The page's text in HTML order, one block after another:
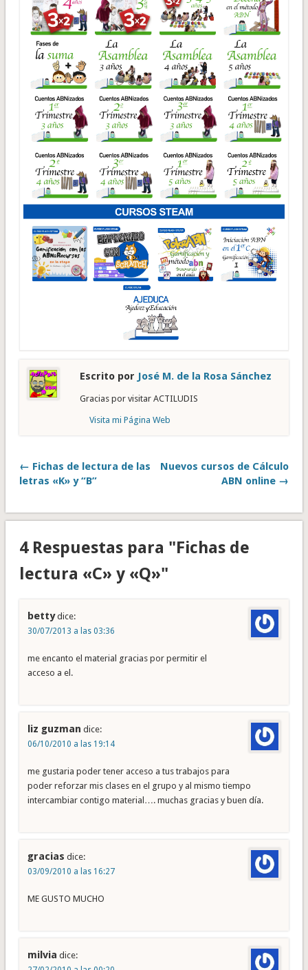
Escrito por José M. de la Rosa Sánchez
Gracias por visitar ACTILUDIS
Visita mi Página Web
← Fichas de lectura de las
letras «K» y “B”
Nuevos cursos de Cálculo
ABN online →
4 Respuestas para "Fichas de
lectura «C» y «Q»"
betty dice:
30/07/2013 a las 03:36
me encanto el material gracias por permitir el
acceso a el.
liz guzman dice:
06/10/2010 a las 19:14
me gustaria poder tener acceso a tus trabajos para
poder reforzar mis clases en el grupo y al mismo tiempo
intercambiar contigo material…. muchas gracias y buen día.
gracias dice:
03/09/2010 a las 16:27
ME GUSTO MUCHO
milvia dice: